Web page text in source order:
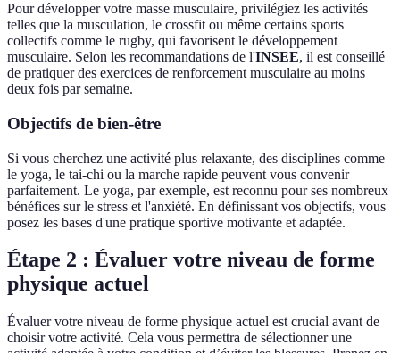
Pour développer votre masse musculaire, privilégiez les activités
telles que la musculation, le crossfit ou même certains sports
collectifs comme le rugby, qui favorisent le développement
musculaire. Selon les recommandations de l'INSEE, il est conseillé
de pratiquer des exercices de renforcement musculaire au moins
deux fois par semaine.
Objectifs de bien-être
Si vous cherchez une activité plus relaxante, des disciplines comme
le yoga, le tai-chi ou la marche rapide peuvent vous convenir
parfaitement. Le yoga, par exemple, est reconnu pour ses nombreux
bénéfices sur le stress et l'anxiété. En définissant vos objectifs, vous
posez les bases d'une pratique sportive motivante et adaptée.
Étape 2 : Évaluer votre niveau de forme
physique actuel
Évaluer votre niveau de forme physique actuel est crucial avant de
choisir votre activité. Cela vous permettra de sélectionner une